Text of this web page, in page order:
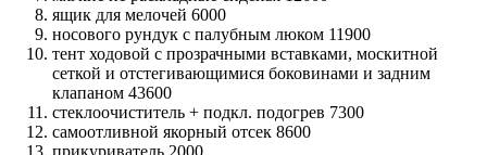
ящик для мелочей 6000
носового рундук с палубным люком 11900
тент ходовой с прозрачными вставками, москитной
сеткой и отстегивающимися боковинами и задним
клапаном 43600
стеклоочиститель + подкл. подогрев 7300
самоотливной якорный отсек 8600
прикуриватель 2000